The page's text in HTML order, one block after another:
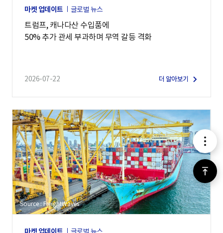
메
뉴
위
로
마켓 업데이트 글로벌 뉴스
트럼프, 캐나다산 수입품에
50% 추가 관세 부과하며 무역 갈등 격화
2026-07-22 더 알아보기
Source : FreightWaves